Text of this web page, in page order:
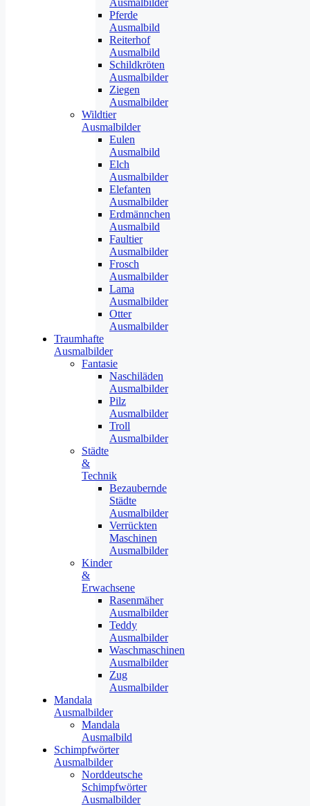
Pferde
Ausmalbild
Reiterhof
Ausmalbild
Schildkröten
Ausmalbilder
Ziegen
Ausmalbilder
Wildtier
Ausmalbilder
Eulen
Ausmalbild
Elch
Ausmalbilder
Elefanten
Ausmalbilder
Erdmännchen
Ausmalbild
Faultier
Ausmalbilder
Frosch
Ausmalbilder
Lama
Ausmalbilder
Otter
Ausmalbilder
Traumhafte
Ausmalbilder
Fantasie
Naschiläden
Ausmalbilder
Pilz
Ausmalbilder
Troll
Ausmalbilder
Städte
&
Technik
Bezaubernde
Städte
Ausmalbilder
Verrückten
Maschinen
Ausmalbilder
Kinder
&
Erwachsene
Rasenmäher
Ausmalbilder
Teddy
Ausmalbilder
Waschmaschinen
Ausmalbilder
Zug
Ausmalbilder
Mandala
Ausmalbilder
Mandala
Ausmalbild
Schimpfwörter
Ausmalbilder
Norddeutsche
Schimpfwörter
Ausmalbilder